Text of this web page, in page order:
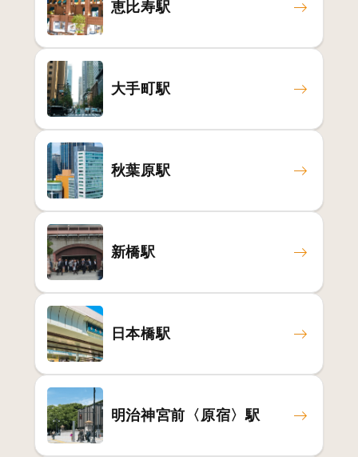
恵比寿駅
大手町駅
秋葉原駅
新橋駅
日本橋駅
明治神宮前〈原宿〉駅